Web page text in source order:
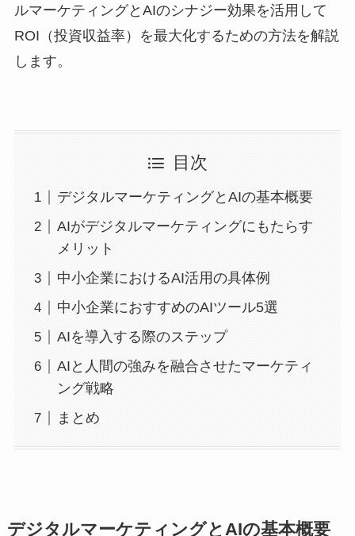
ルマーケティングとAIのシナジー効果を活用して
ROI（投資収益率）を最大化するための方法を解説
します。
目次
デジタルマーケティングとAIの基本概要
AIがデジタルマーケティングにもたらす
メリット
中小企業におけるAI活用の具体例
中小企業におすすめのAIツール5選
AIを導入する際のステップ
AIと人間の強みを融合させたマーケティ
ング戦略
まとめ
デジタルマーケティングとAIの基本概要